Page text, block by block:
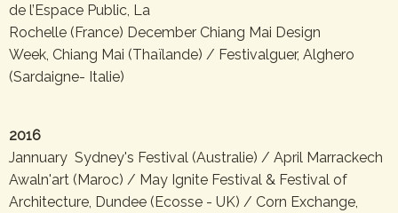
de l’Espace Public, La
Rochelle (France) December Chiang Mai Design
Week, Chiang Mai (Thaïlande) / Festivalguer, Alghero
(Sardaigne- Italie)
2016
Jannuary Sydney's Festival (Australie) / April Marrackech
Awaln'art (Maroc) / May Ignite Festival & Festival of
Architecture, Dundee (Ecosse - UK) / Corn Exchange,